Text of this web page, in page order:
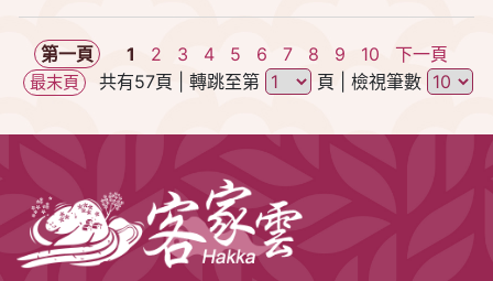
第一頁 1 2 3 4 5 6 7 8 9 10 下一頁
最末頁 共有57頁 | 轉跳至第 頁 | 檢視筆數